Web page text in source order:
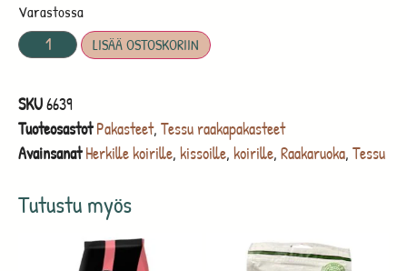
Tutustu myös
Varastossa
LISÄÄ OSTOSKORIIN
SKU6639
Tuoteosastot Pakasteet, Tessu raakapakasteet
Avainsanat Herkille koirille, kissoille, koirille, Raakaruoka, Tessu